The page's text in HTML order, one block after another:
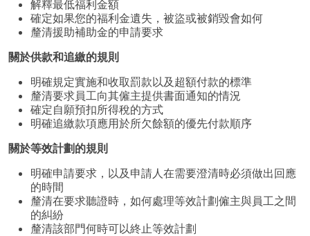
解釋最低福利金額
確定如果您的福利金遺失，被盜或被銷毀會如何
釐清援助補助金的申請要求
關於供款和追繳的規則
明確規定實施和收取罰款以及超額付款的標準
釐清要求員工向其僱主提供書面通知的情況
確定自願預扣所得稅的方式
明確追繳款項應用於所欠餘額的優先付款順序
關於等效計劃的規則
明確申請要求，以及申請人在需要澄清時必須做出回應
的時間
釐清在要求聽證時，如何處理等效計劃僱主與員工之間
的糾紛
釐清該部門何時可以終止等效計劃